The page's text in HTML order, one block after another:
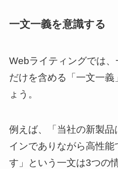
一文一義を意識する
Webライティングでは
だけを含める「一文一義
ょう。
例えば、「当社の新製
インでありながら高性
す」という一文は3つの